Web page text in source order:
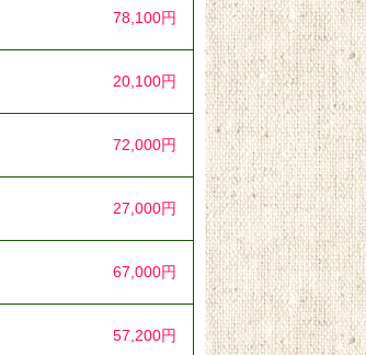
78,100円
20,100円
72,000円
27,000円
67,000円
57,200円